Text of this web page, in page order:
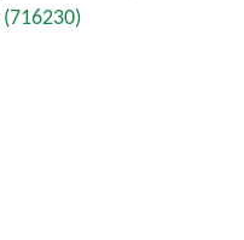
(716230)